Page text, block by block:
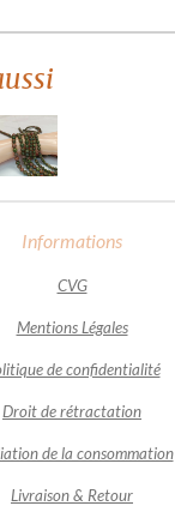
Informations
CVG
Mentions Légales
de confidentialité
Droit de rétractation
de la consommation
Livraison & Retour